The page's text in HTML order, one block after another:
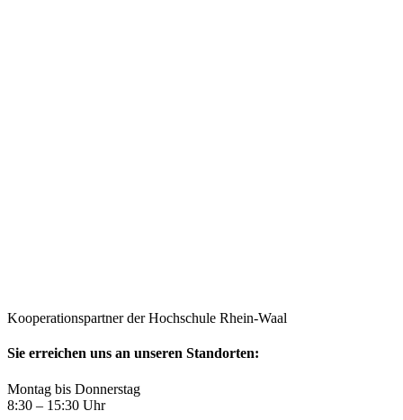
Kooperationspartner der Hochschule Rhein-Waal
Sie erreichen uns an unseren Standorten:
Montag bis Donnerstag
8:30 – 15:30 Uhr